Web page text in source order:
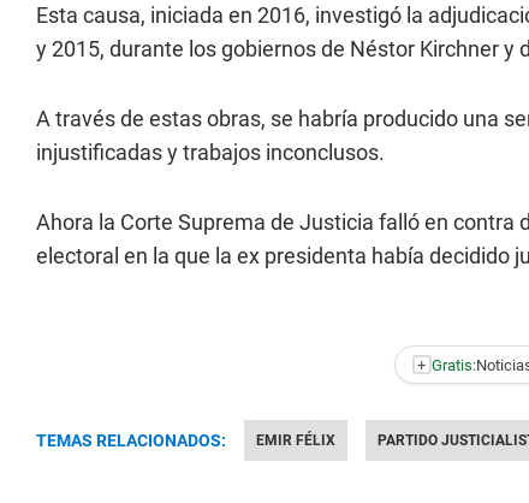
Esta causa, iniciada en 2016, investigó la
y 2015, durante los gobiernos de Néstor Kirchner y
A través de estas obras, se habría producido una
injustificadas y trabajos inconclusos.
Ahora la Corte Suprema de Justicia falló en contra
electoral en la que la ex presidenta había decidido
+ Gratis:
TEMAS RELACIONADOS: EMIR FÉLIX PARTIDO